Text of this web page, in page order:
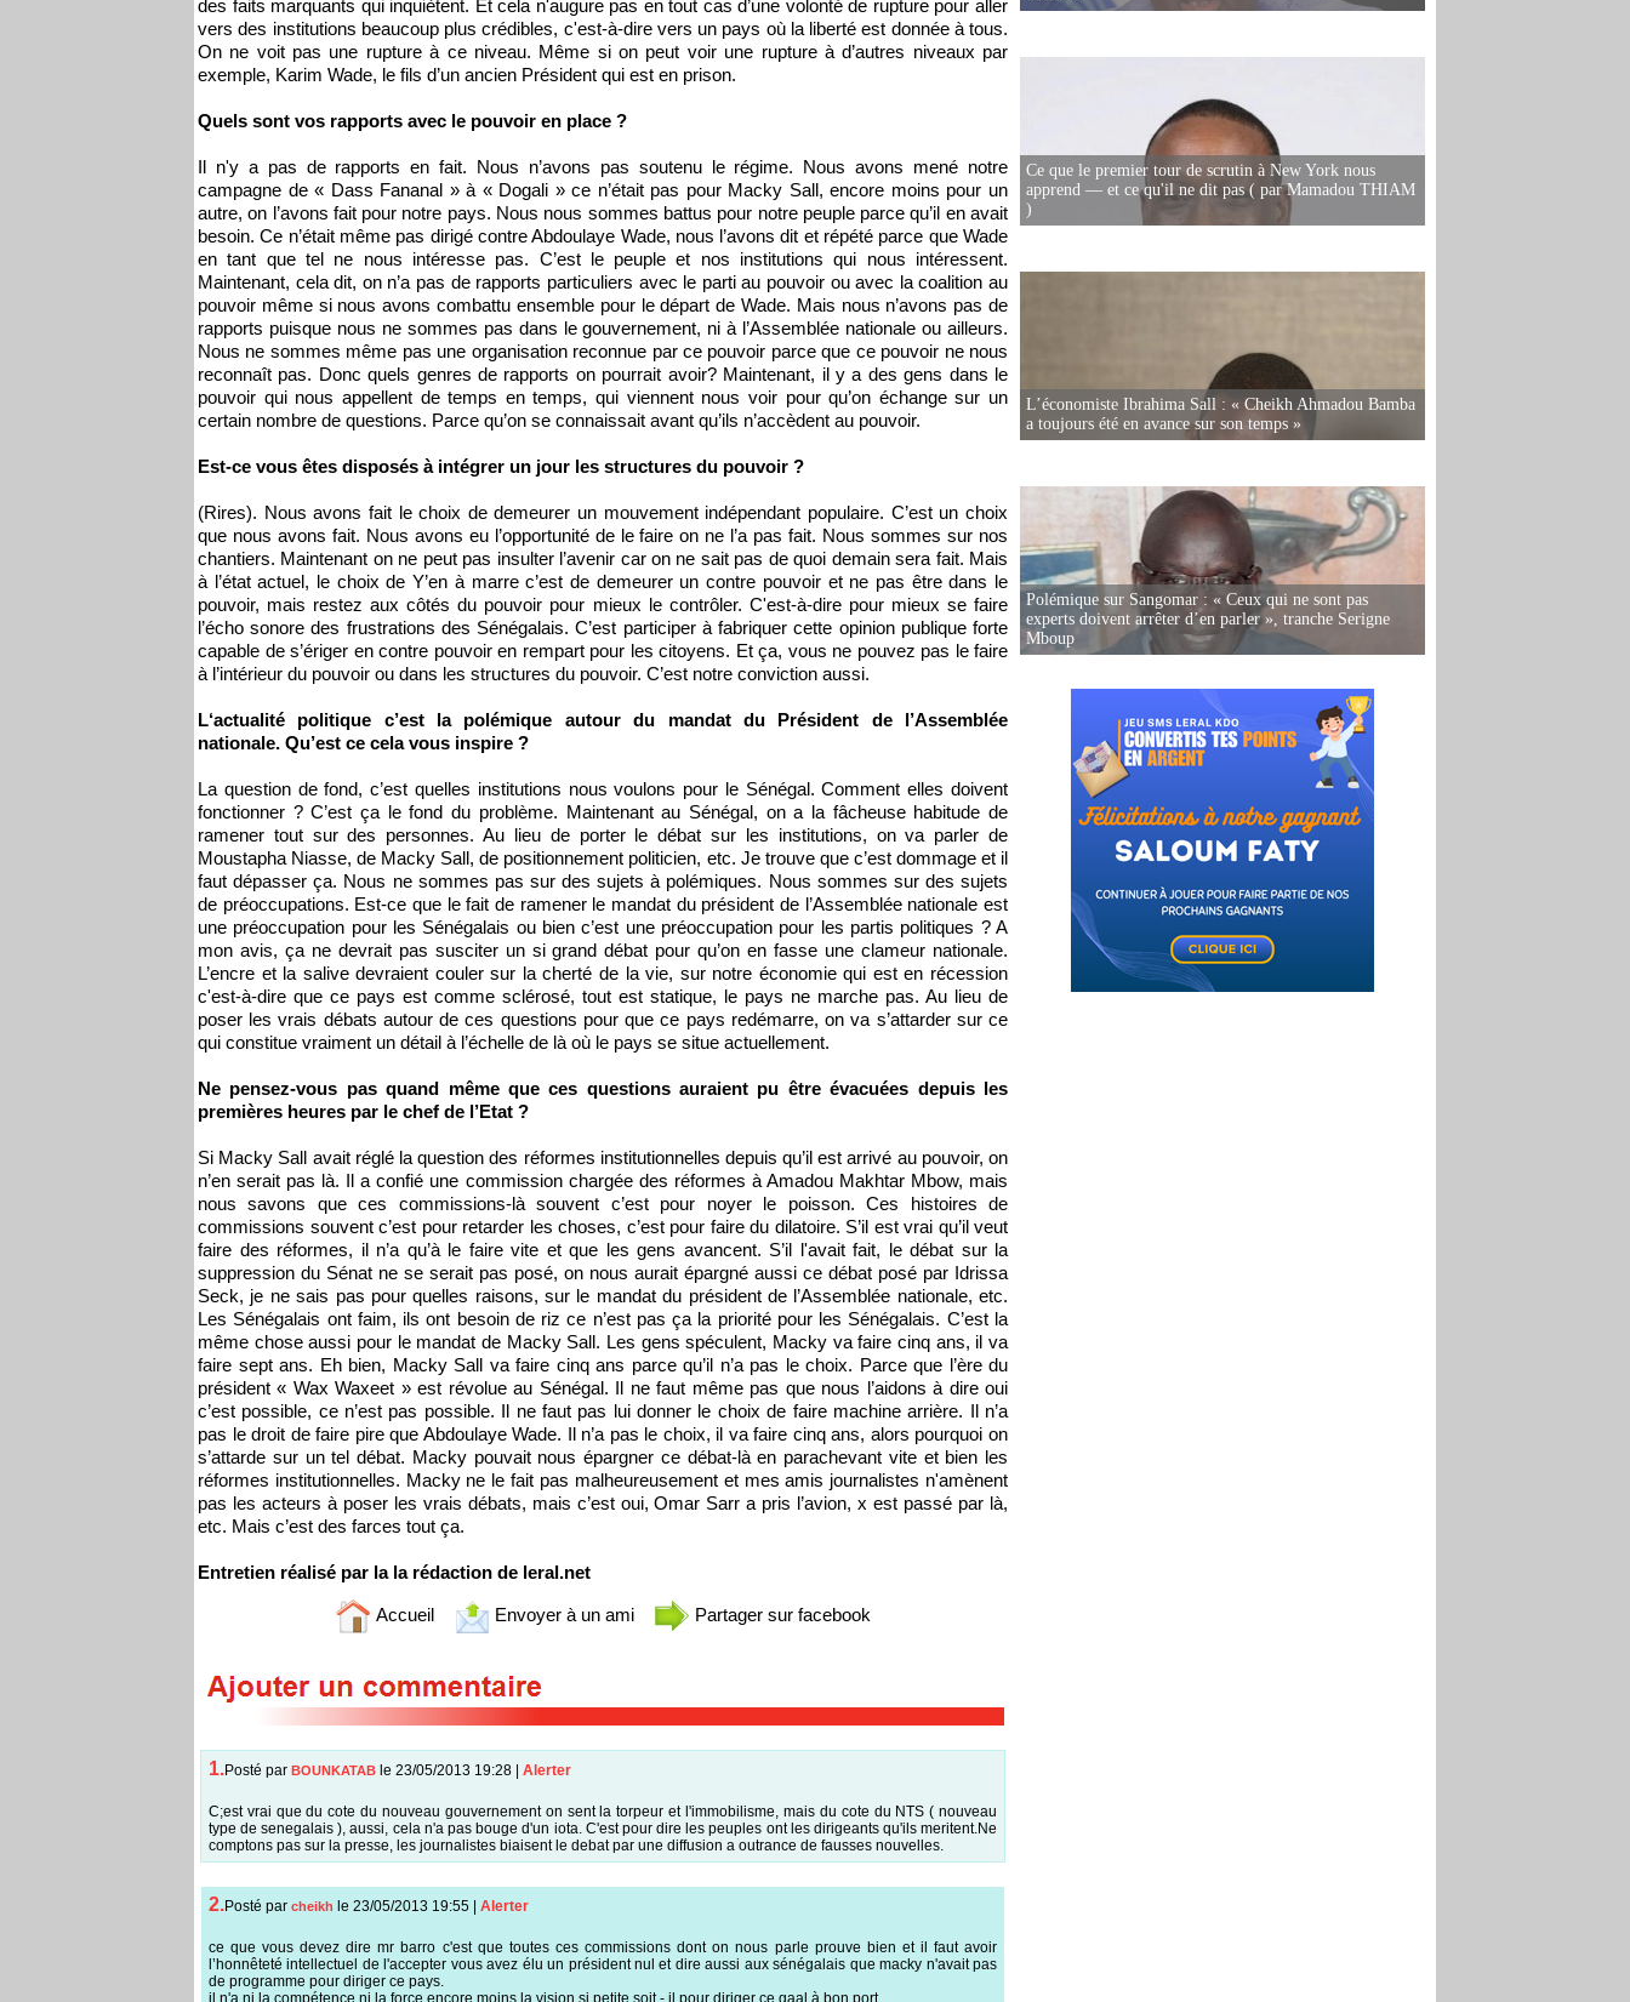
des faits marquants qui inquiètent. Et cela n'augure pas en tout cas d’une volonté de rupture pour aller
vers des institutions beaucoup plus crédibles, c'est-à-dire vers un pays où la liberté est donnée à tous.
On ne voit pas une rupture à ce niveau. Même si on peut voir une rupture à d’autres niveaux par
exemple, Karim Wade, le fils d’un ancien Président qui est en prison.
Quels sont vos rapports avec le pouvoir en place ?
Il n'y a pas de rapports en fait. Nous n’avons pas soutenu le régime. Nous avons mené notre
campagne de « Dass Fananal » à « Dogali » ce n’était pas pour Macky Sall, encore moins pour un
autre, on l’avons fait pour notre pays. Nous nous sommes battus pour notre peuple parce qu’il en avait
besoin. Ce n’était même pas dirigé contre Abdoulaye Wade, nous l’avons dit et répété parce que Wade
en tant que tel ne nous intéresse pas. C’est le peuple et nos institutions qui nous intéressent.
Maintenant, cela dit, on n’a pas de rapports particuliers avec le parti au pouvoir ou avec la coalition au
pouvoir même si nous avons combattu ensemble pour le départ de Wade. Mais nous n’avons pas de
rapports puisque nous ne sommes pas dans le gouvernement, ni à l’Assemblée nationale ou ailleurs.
Nous ne sommes même pas une organisation reconnue par ce pouvoir parce que ce pouvoir ne nous
reconnaît pas. Donc quels genres de rapports on pourrait avoir? Maintenant, il y a des gens dans le
pouvoir qui nous appellent de temps en temps, qui viennent nous voir pour qu’on échange sur un
certain nombre de questions. Parce qu’on se connaissait avant qu’ils n’accèdent au pouvoir.
Est-ce vous êtes disposés à intégrer un jour les structures du pouvoir ?
(Rires). Nous avons fait le choix de demeurer un mouvement indépendant populaire. C’est un choix
que nous avons fait. Nous avons eu l’opportunité de le faire on ne l’a pas fait. Nous sommes sur nos
chantiers. Maintenant on ne peut pas insulter l’avenir car on ne sait pas de quoi demain sera fait. Mais
à l’état actuel, le choix de Y’en à marre c’est de demeurer un contre pouvoir et ne pas être dans le
pouvoir, mais restez aux côtés du pouvoir pour mieux le contrôler. C'est-à-dire pour mieux se faire
l’écho sonore des frustrations des Sénégalais. C’est participer à fabriquer cette opinion publique forte
capable de s’ériger en contre pouvoir en rempart pour les citoyens. Et ça, vous ne pouvez pas le faire
à l’intérieur du pouvoir ou dans les structures du pouvoir. C’est notre conviction aussi.
L‘actualité politique c’est la polémique autour du mandat du Président de l’Assemblée
nationale. Qu’est ce cela vous inspire ?
La question de fond, c’est quelles institutions nous voulons pour le Sénégal. Comment elles doivent
fonctionner ? C’est ça le fond du problème. Maintenant au Sénégal, on a la fâcheuse habitude de
ramener tout sur des personnes. Au lieu de porter le débat sur les institutions, on va parler de
Moustapha Niasse, de Macky Sall, de positionnement politicien, etc. Je trouve que c’est dommage et il
faut dépasser ça. Nous ne sommes pas sur des sujets à polémiques. Nous sommes sur des sujets
de préoccupations. Est-ce que le fait de ramener le mandat du président de l’Assemblée nationale est
une préoccupation pour les Sénégalais ou bien c’est une préoccupation pour les partis politiques ? A
mon avis, ça ne devrait pas susciter un si grand débat pour qu’on en fasse une clameur nationale.
L’encre et la salive devraient couler sur la cherté de la vie, sur notre économie qui est en récession
c'est-à-dire que ce pays est comme sclérosé, tout est statique, le pays ne marche pas. Au lieu de
poser les vrais débats autour de ces questions pour que ce pays redémarre, on va s’attarder sur ce
qui constitue vraiment un détail à l’échelle de là où le pays se situe actuellement.
Ne pensez-vous pas quand même que ces questions auraient pu être évacuées depuis les
premières heures par le chef de l’Etat ?
Si Macky Sall avait réglé la question des réformes institutionnelles depuis qu’il est arrivé au pouvoir, on
n’en serait pas là. Il a confié une commission chargée des réformes à Amadou Makhtar Mbow, mais
nous savons que ces commissions-là souvent c’est pour noyer le poisson. Ces histoires de
commissions souvent c’est pour retarder les choses, c’est pour faire du dilatoire. S’il est vrai qu’il veut
faire des réformes, il n’a qu’à le faire vite et que les gens avancent. S’il l'avait fait, le débat sur la
suppression du Sénat ne se serait pas posé, on nous aurait épargné aussi ce débat posé par Idrissa
Seck, je ne sais pas pour quelles raisons, sur le mandat du président de l’Assemblée nationale, etc.
Les Sénégalais ont faim, ils ont besoin de riz ce n’est pas ça la priorité pour les Sénégalais. C’est la
même chose aussi pour le mandat de Macky Sall. Les gens spéculent, Macky va faire cinq ans, il va
faire sept ans. Eh bien, Macky Sall va faire cinq ans parce qu’il n’a pas le choix. Parce que l’ère du
président « Wax Waxeet » est révolue au Sénégal. Il ne faut même pas que nous l’aidons à dire oui
c’est possible, ce n’est pas possible. Il ne faut pas lui donner le choix de faire machine arrière. Il n’a
pas le droit de faire pire que Abdoulaye Wade. Il n’a pas le choix, il va faire cinq ans, alors pourquoi on
s’attarde sur un tel débat. Macky pouvait nous épargner ce débat-là en parachevant vite et bien les
réformes institutionnelles. Macky ne le fait pas malheureusement et mes amis journalistes n'amènent
pas les acteurs à poser les vrais débats, mais c’est oui, Omar Sarr a pris l’avion, x est passé par là,
etc. Mais c’est des farces tout ça.
Entretien réalisé par la la rédaction de leral.net
Accueil Envoyer à un ami Partager sur facebook
1.Posté par BOUNKATAB le 23/05/2013 19:28 | Alerter
C;est vrai que du cote du nouveau gouvernement on sent la torpeur et l'immobilisme, mais du cote du NTS ( nouveau
type de senegalais ), aussi, cela n'a pas bouge d'un iota. C'est pour dire les peuples ont les dirigeants qu'ils meritent.Ne
comptons pas sur la presse, les journalistes biaisent le debat par une diffusion a outrance de fausses nouvelles.
2.Posté par cheikh le 23/05/2013 19:55 Alerter
ce que vous devez dire mr barro c'est que toutes ces commissions dont on nous parle prouve bien et il faut avoir
l’honnêteté intellectuel de l'accepter vous avez élu un président nul et dire aussi aux sénégalais que macky n'avait pas
de programme pour diriger ce pays.
il n'a ni la compétence ni la force encore moins la vision si petite soit - il pour diriger ce gaal à bon port.
Ce que le premier tour de scrutin à New York nous
apprend — et ce qu'il ne dit pas ( par Mamadou THIAM
)
L’économiste Ibrahima Sall : « Cheikh Ahmadou Bamba
a toujours été en avance sur son temps »
Polémique sur Sangomar : « Ceux qui ne sont pas
experts doivent arrêter d’en parler », tranche Serigne
Mboup